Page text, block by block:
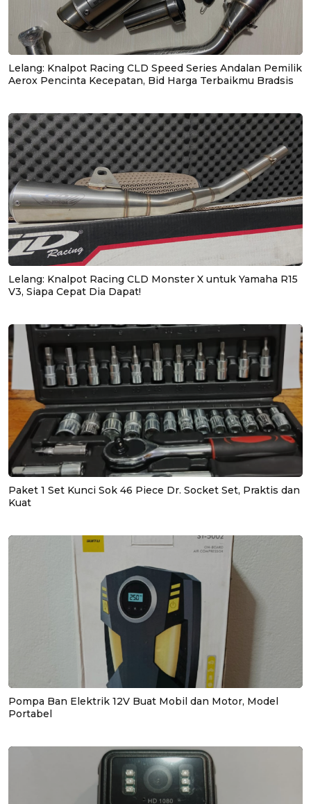
Lelang: Knalpot Racing CLD Speed Series Andalan Pemilik
Aerox Pencinta Kecepatan, Bid Harga Terbaikmu Bradsis
Lelang: Knalpot Racing CLD Monster X untuk Yamaha R15
V3, Siapa Cepat Dia Dapat!
Paket 1 Set Kunci Sok 46 Piece Dr. Socket Set, Praktis dan
Kuat
Pompa Ban Elektrik 12V Buat Mobil dan Motor, Model
Portabel